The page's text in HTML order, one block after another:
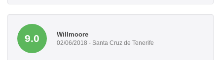
9.0 Willmoore
02/06/2018 - Santa Cruz de Tenerife